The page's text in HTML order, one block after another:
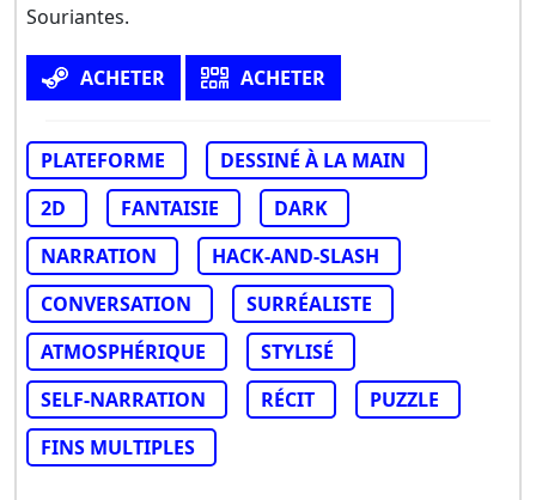
Souriantes.
ACHETER ACHETER
PLATEFORME
DESSINÉ À LA MAIN
2D
FANTAISIE
DARK
NARRATION
HACK-AND-SLASH
CONVERSATION
SURRÉALISTE
ATMOSPHÉRIQUE
STYLISÉ
SELF-NARRATION
RÉCIT
PUZZLE
FINS MULTIPLES